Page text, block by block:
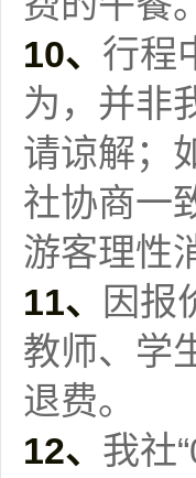
10、 行程
为，并非
请谅解；
社协商一
游客理性
11、
因报
教师、学
退费。
12、 我社